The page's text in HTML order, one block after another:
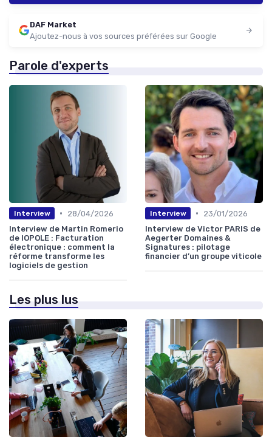
DAF Market
Ajoutez-nous à vos sources préférées sur Google
Parole d'experts
Interview •
28/04/2026
Interview de Martin Romerio
de IOPOLE : Facturation
électronique : comment la
réforme transforme les
logiciels de gestion
Interview •
23/01/2026
Interview de Victor PARIS de
Aegerter Domaines &
Signatures : pilotage
financier d’un groupe viticole
Les plus lus